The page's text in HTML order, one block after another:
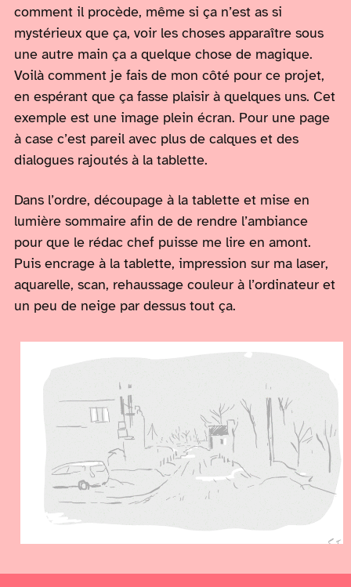
comment il procède, même si ça n’est as si
mystérieux que ça, voir les choses apparaître sous
une autre main ça a quelque chose de magique.
Voilà comment je fais de mon côté pour ce projet,
en espérant que ça fasse plaisir à quelques uns. Cet
exemple est une image plein écran. Pour une page
à case c’est pareil avec plus de calques et des
dialogues rajoutés à la tablette.
Dans l’ordre, découpage à la tablette et mise en
lumière sommaire afin de de rendre l’ambiance
pour que le rédac chef puisse me lire en amont.
Puis encrage à la tablette, impression sur ma laser,
aquarelle, scan, rehaussage couleur à l’ordinateur et
un peu de neige par dessus tout ça.